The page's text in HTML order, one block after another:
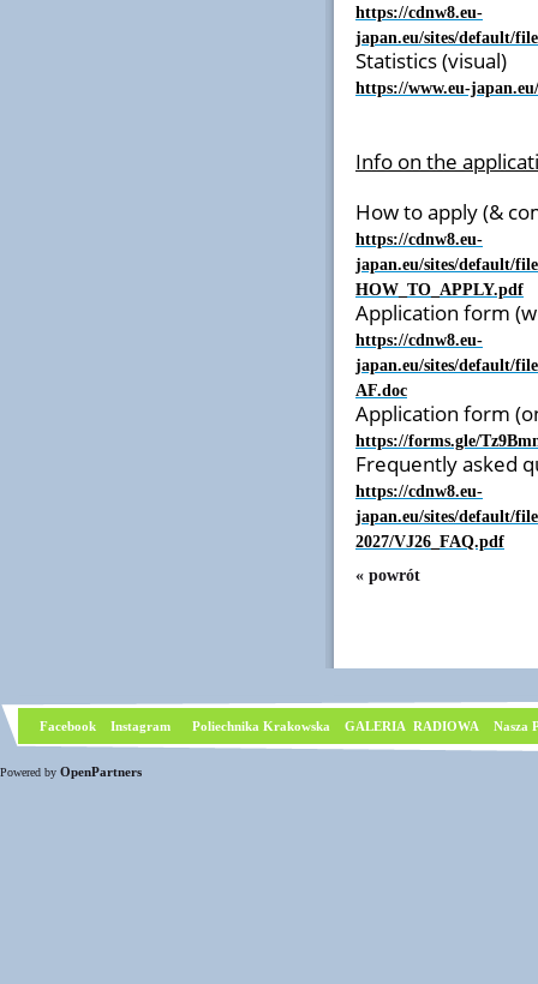
https://cdnw8.eu-
japan.eu/sites/default/
Statistics (visual)
https://www.eu-
Info on the
How to apply (&
https://cdnw8.eu-
japan.eu/sites/default/
HOW_TO_APPLY.pdf
Application form
https://cdnw8.eu-
japan.eu/sites/default/
AF.doc
Application form
https://forms.gle/
Frequently asked
https://cdnw8.eu-
japan.eu/sites/default/
2027/VJ26_FAQ.pdf
« powrót
Facebook Instagram Poliechnika Krakowska GALERIA RADIOWA Nasza
Powered by OpenPartners